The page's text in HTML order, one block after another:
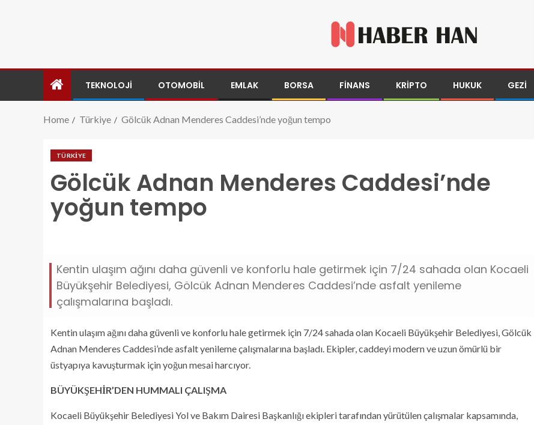
TEKNOLOJI OTOMOBIL EMLAK BORSA FINANS KRIPTO HUKUK GEZI
Home Türkiye Gölcük Adnan Menderes Caddesi’nde yoğun tempo
TÜRKIYE
Gölcük Adnan Menderes Caddesi’nde
yoğun tempo
Kentin ulaşım ağını daha güvenli ve konforlu hale getirmek için 7/24 sahada olan Kocaeli
Büyükşehir Belediyesi, Gölcük Adnan Menderes Caddesi’nde asfalt yenileme
çalışmalarına başladı.
Kentin ulaşım ağını daha güvenli ve konforlu hale getirmek için 7/24 sahada olan Kocaeli Büyükşehir Belediyesi, Gölcük
Adnan Menderes Caddesi’nde asfalt yenileme çalışmalarına başladı. Ekipler, caddeyi modern ve uzun ömürlü bir
üstyapıya kavuşturmak için yoğun mesai harcıyor.
BÜYÜKŞEHİR’DEN HUMMALI ÇALIŞMA
Kocaeli Büyükşehir Belediyesi Yol ve Bakım Dairesi Başkanlığı ekipleri tarafından yürütülen çalışmalar kapsamında,